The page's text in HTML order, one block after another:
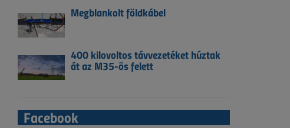
Megblankolt földkábel
400 kilovoltos távvezetéket húztak
át az M35-ös felett
Facebook